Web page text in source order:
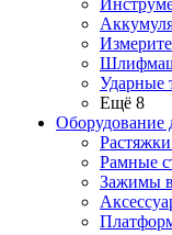
Ударные
Ещё 8
Оборудование
Рамные
Зажимы